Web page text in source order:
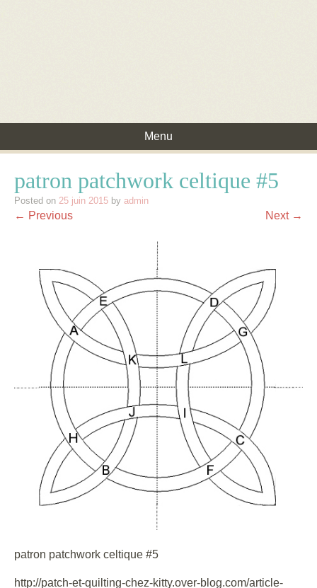
Menu
patron patchwork celtique #5
Posted on 25 juin 2015 by admin
← Previous Next →
patron patchwork celtique #5
http://patch-et-quilting-chez-kitty.over-blog.com/article-